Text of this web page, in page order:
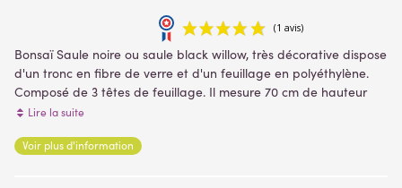
Bonsaï Saule noire ou saule black willow, très décorative dispose
d'un tronc en fibre de verre et d'un feuillage en polyéthylène.
Composé de 3 têtes de feuillage. Il mesure 70 cm de hauteur
pour 60 cm de largeur. Il est livré dans une coupe comme sur la
Lire la suite
Voir plus d'information